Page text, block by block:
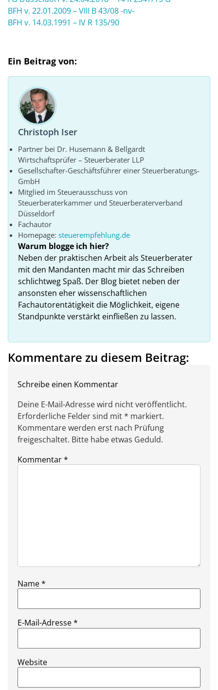
BFH v. 22.01.2009 – VIII B 43/08 -nv-
BFH v. 14.03.1991 – IV R 135/90
Ein Beitrag von:
Christoph Iser
Partner bei Dr. Husemann & Bellgardt
Wirtschaftsprüfer – Steuerberater LLP
Gesellschafter-Geschäftsführer einer Steuerberatungs-
GmbH
Mitglied im Steuerausschuss von
Steuerberaterkammer und Steuerberaterverband
Düsseldorf
Fachautor
Homepage: steuerempfehlung.de
Warum blogge ich hier?
Neben der praktischen Arbeit als Steuerberater
mit den Mandanten macht mir das Schreiben
schlichtweg Spaß. Der Blog bietet neben der
ansonsten eher wissenschaftlichen
Fachautorentätigkeit die Möglichkeit, eigene
Standpunkte verstärkt einfließen zu lassen.
Kommentare zu diesem Beitrag:
Schreibe einen Kommentar
Deine E-Mail-Adresse wird nicht veröffentlicht.
Erforderliche Felder sind mit * markiert.
Kommentare werden erst nach Prüfung
freigeschaltet. Bitte habe etwas Geduld.
Kommentar*
Name*
E-Mail-Adresse*
Website